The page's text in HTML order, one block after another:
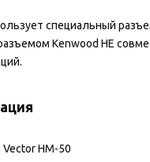
специальный
Kenwood НЕ
Vector HM-50